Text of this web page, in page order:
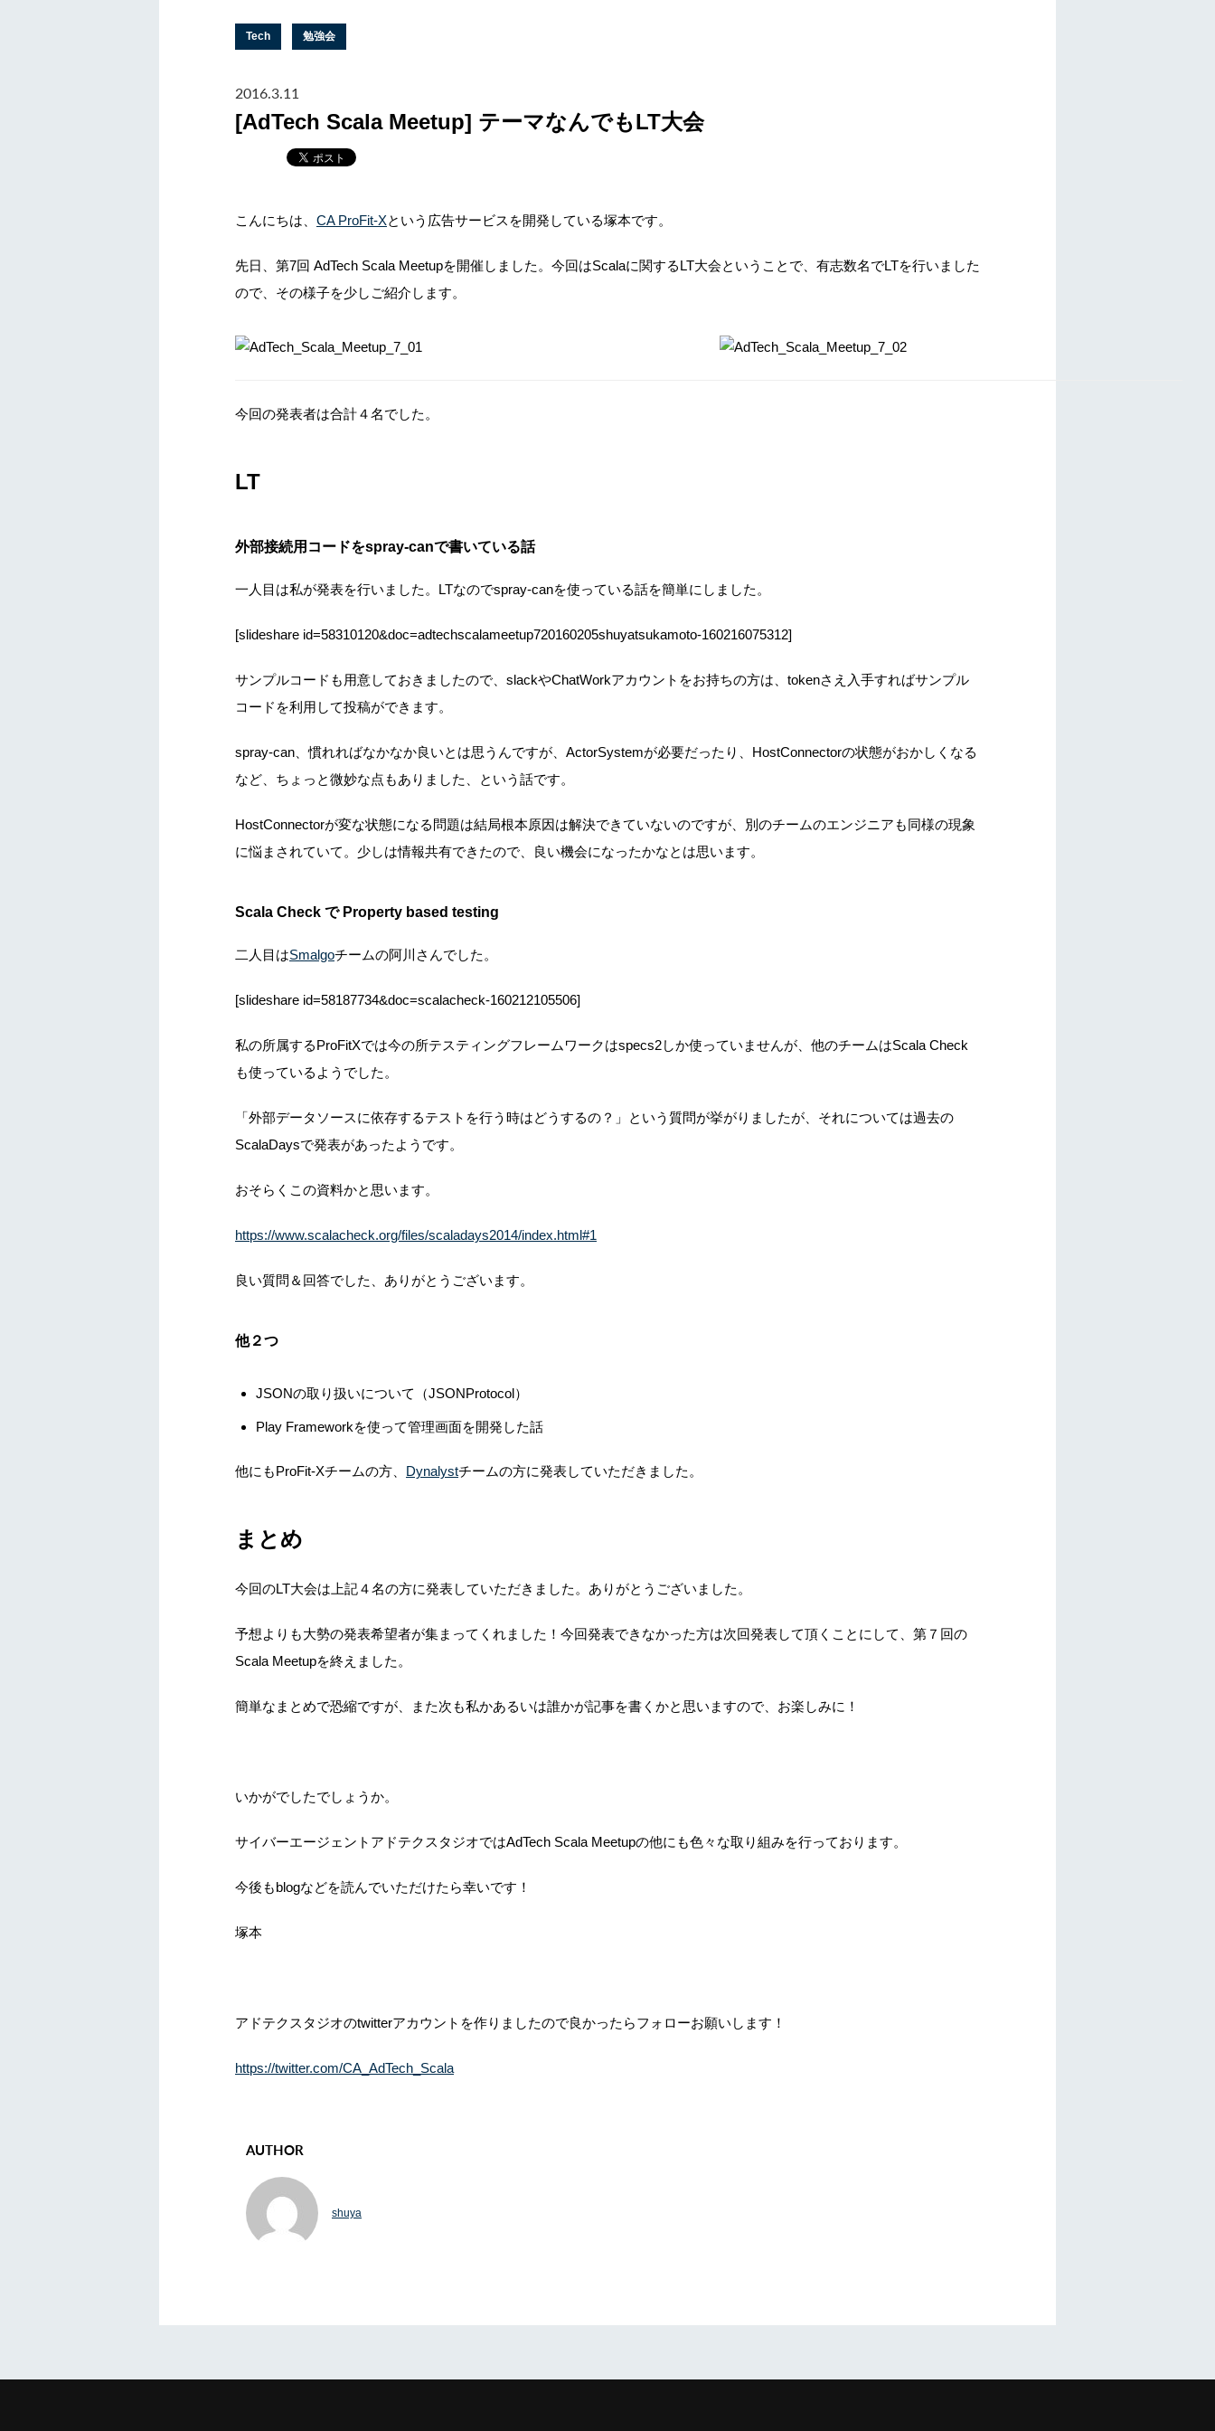
Tech 勉強会
2016.3.11
[AdTech Scala Meetup] テーマなんでもLT大会
こんにちは、 CA ProFit-Xという広告サービスを開発している塚本です。
先日、第7回 AdTech Scala Meetupを開催しました。今回はScalaに関するLT大会ということで、有志数名でLTを行いました
ので、その様子を少しご紹介します。
今回の発表者は合計４名でした。
LT
外部接続用コードをspray-canで書いている話
一人目は私が発表を行いました。LTなのでspray-canを使っている話を簡単にしました。
[slideshare id=58310120&doc=adtechscalameetup720160205shuyatsukamoto-160216075312]
サンプルコードも用意しておきましたので、slackやChatWorkアカウントをお持ちの方は、tokenさえ入手すればサンプル
コードを利用して投稿ができます。
spray-can、慣れればなかなか良いとは思うんですが、ActorSystemが必要だったり、HostConnectorの状態がおかしくなる
など、ちょっと微妙な点もありました、という話です。
HostConnectorが変な状態になる問題は結局根本原因は解決できていないのですが、別のチームのエンジニアも同様の現象
に悩まされていて。少しは情報共有できたので、良い機会になったかなとは思います。
Scala Check で Property based testing
二人目はSmalgoチームの阿川さんでした。
[slideshare id=58187734&doc=scalacheck-160212105506]
私の所属するProFitXでは今の所テスティングフレームワークはspecs2しか使っていませんが、他のチームはScala Check
も使っているようでした。
「外部データソースに依存するテストを行う時はどうするの？」という質問が挙がりましたが、それについては過去の
ScalaDaysで発表があったようです。
おそらくこの資料かと思います。
https://www.scalacheck.org/files/scaladays2014/index.html#1
良い質問＆回答でした、ありがとうございます。
他２つ
JSONの取り扱いについて（JSONProtocol）
Play Frameworkを使って管理画面を開発した話
他にもProFit-Xチームの方、 Dynalystチームの方に発表していただきました。
まとめ
今回のLT大会は上記４名の方に発表していただきました。ありがとうございました。
予想よりも大勢の発表希望者が集まってくれました！今回発表できなかった方は次回発表して頂くことにして、第７回の
Scala Meetupを終えました。
簡単なまとめで恐縮ですが、また次も私かあるいは誰かが記事を書くかと思いますので、お楽しみに！
いかがでしたでしょうか。
サイバーエージェントアドテクスタジオではAdTech Scala Meetupの他にも色々な取り組みを行っております。
今後もblogなどを読んでいただけたら幸いです！
塚本
アドテクスタジオのtwitterアカウントを作りましたので良かったらフォローお願いします！
https://twitter.com/CA_AdTech_Scala
AUTHOR
shuya